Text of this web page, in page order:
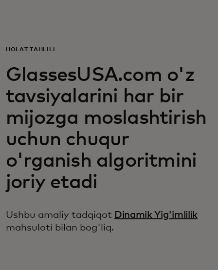
Biznes uchun
Butun dunyo uchun
Innovatorlar uchun
Yangiliklar va trendlar
HOLAT TAHLILI
GlassesUSA.com o'z
tavsiyalarini har bir
mijozga moslashtirish
uchun chuqur
o'rganish algoritmini
joriy etadi
Ushbu amaliy tadqiqot Dinamik Yig'imlilik
mahsuloti bilan bog'liq.